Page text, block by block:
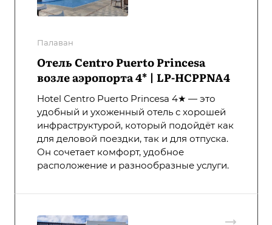
Палаван
Отель Centro Puerto Princesa
возле аэропорта 4* | LP-HCPPNA4
Hotel Centro Puerto Princesa 4★ — это
удобный и ухоженный отель с хорошей
инфраструктурой, который подойдёт как
для деловой поездки, так и для отпуска.
Он сочетает комфорт, удобное
расположение и разнообразные услуги.